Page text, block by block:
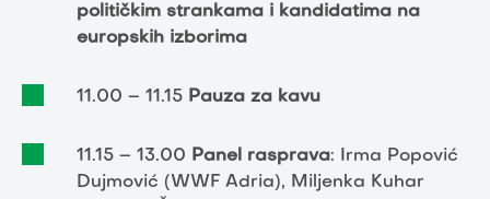
političkim strankama i kandidatima na
europskih izborima
11.00 – 11.15 Pauza za kavu
11.15 – 13.00 Panel rasprava: Irma Popović
Dujmović (WWF Adria), Miljenka Kuhar